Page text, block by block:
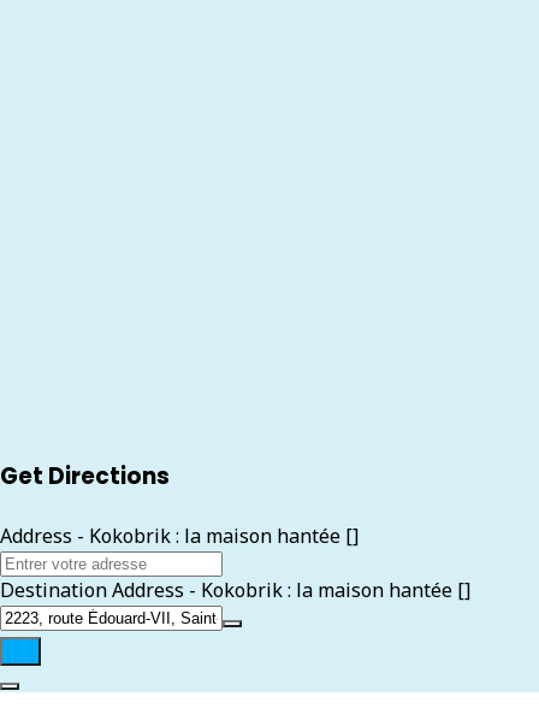
Get Directions
Address - Kokobrik : la maison hantée []
Destination Address - Kokobrik : la maison hantée []